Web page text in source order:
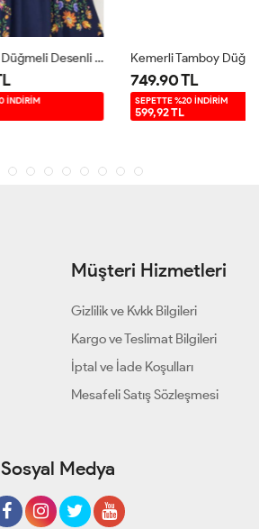
Patlı Yarım Düğmeli Desenli Elbise Lacivert UMS50261 Kemerli Tamboy Düğmeli Viskon Elbise Lacivert UMS50167
749.90 TL
SEPETTE %20 İNDİRİM
Müşteri Hizmetleri
Gizlilik ve Kvkk Bilgileri
Kargo ve Teslimat Bilgileri
İptal ve İade Koşulları
Mesafeli Satış Sözleşmesi
Sosyal Medya